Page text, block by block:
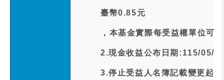
臺幣0.85元
，本基金實際每受益權單位可
2.現金收益公布日期:115/05/
3.停止受益人名簿記載變更起